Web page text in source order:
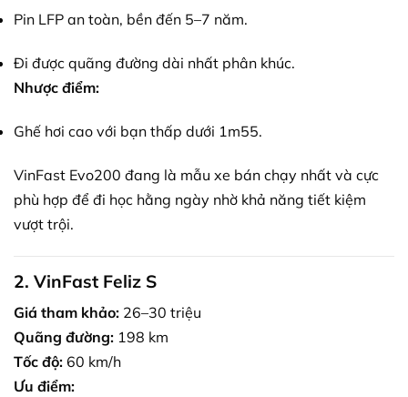
Pin LFP an toàn, bền đến 5–7 năm.
Đi được quãng đường dài nhất phân khúc.
Nhược điểm:
Ghế hơi cao với bạn thấp dưới 1m55.
VinFast Evo200 đang là mẫu xe bán chạy nhất và cực
phù hợp để đi học hằng ngày nhờ khả năng tiết kiệm
vượt trội.
2. VinFast Feliz S
Giá tham khảo: 26–30 triệu
Quãng đường: 198 km
Tốc độ: 60 km/h
Ưu điểm: